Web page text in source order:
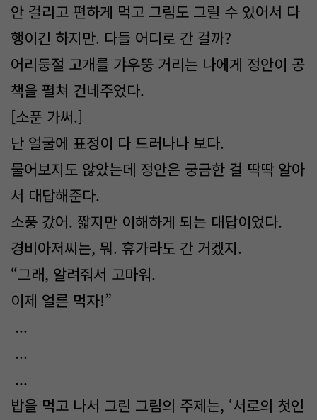
안 걸리고 편하게 먹고 그림도 그릴 수 있어서 다
행이긴 하지만. 다들 어디로 간 걸까?
어리둥절 고개를 갸우뚱 거리는 나에게 정안이 공
책을 펼쳐 건네주었다.
[소푼 가써.]
난 얼굴에 표정이 다 드러나나 보다.
물어보지도 않았는데 정안은 궁금한 걸 딱딱 알아
서 대답해준다.
소풍 갔어. 짧지만 이해하게 되는 대답이었다.
경비아저씨는, 뭐. 휴가라도 간 거겠지.
“그래, 알려줘서 고마워.
이제 얼른 먹자!”
...
...
...
밥을 먹고 나서 그린 그림의 주제는, ‘서로의 첫인